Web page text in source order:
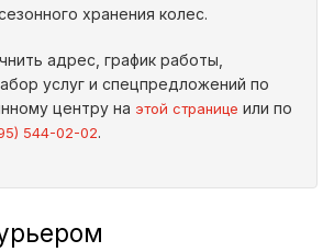
хранения колес.
адрес, график работы,
услуг и спецпредложений по
центру на этой странице или по
544-02-02.